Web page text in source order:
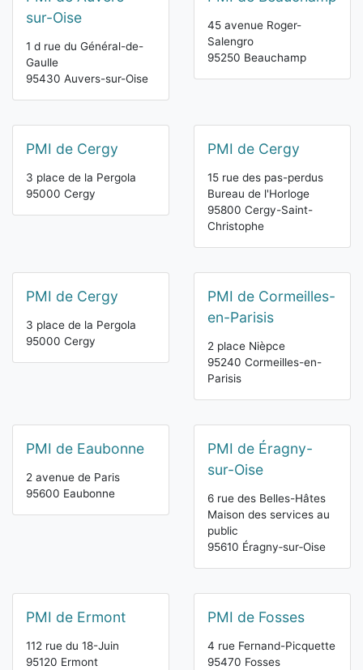
sur-Oise
1 d rue du Général-de-
Gaulle
95430 Auvers-sur-Oise
45 avenue Roger-
Salengro
95250 Beauchamp
PMI de Cergy
3 place de la Pergola
95000 Cergy
PMI de Cergy
15 rue des pas-perdus
Bureau de l'Horloge
95800 Cergy-Saint-
Christophe
PMI de Cergy
3 place de la Pergola
95000 Cergy
PMI de Cormeilles-
en-Parisis
2 place Nièpce
95240 Cormeilles-en-
Parisis
PMI de Eaubonne
2 avenue de Paris
95600 Eaubonne
PMI de Éragny-
sur-Oise
6 rue des Belles-Hâtes
Maison des services au
public
95610 Éragny‑sur‑Oise
PMI de Ermont
112 rue du 18-Juin
95120 Ermont
PMI de Fosses
4 rue Fernand-Picquette
95470 Fosses